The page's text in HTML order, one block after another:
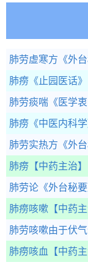
肺劳虚寒方 《外
肺痨 《止园医话》
肺劳痰喘 《医学
肺痨 《中医内科学
肺劳实热方 《外
肺痨 【中药主治】
肺劳论 《外台秘要
肺痨咳嗽 【中药主
肺劳咳嗽由于伏
肺痨咳血 【中药主